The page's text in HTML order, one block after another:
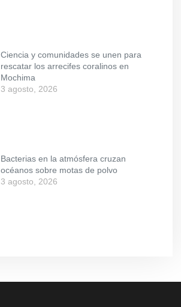
Ciencia y comunidades se unen para
rescatar los arrecifes coralinos en
Mochima
3 agosto, 2026
Bacterias en la atmósfera cruzan
océanos sobre motas de polvo
3 agosto, 2026